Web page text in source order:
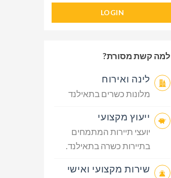
LOGIN
למה קשת מסורת?
לינה ואירוח
מלונות כשרים בתאילנד
ייעוץ מקצועי
יועצי תיירות המתמחים
בתיירות כשרה בתאילנד.
שירות מקצועי ואישי